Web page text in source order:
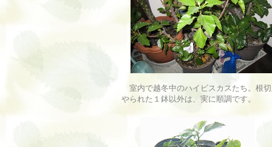
室内で越冬中のハイビスカスたち。根
やられた１鉢以外は、実に順調です。